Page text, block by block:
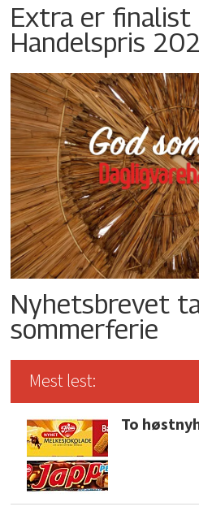
Extra er
Handelspris
Nyhetsbrevet
sommerferie
Mest lest:
To